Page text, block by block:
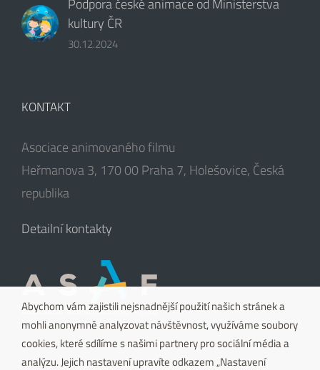
kultury ČR
30.12.2024
KONTAKT
Asociace animovaného filmu
Heřmanova 3, 170 00 Praha 7, Holešovice, Česká
republika
Detailní kontakty
Abychom vám zajistili nejsnadnější použití našich stránek a
mohli anonymně analyzovat návštěvnost, využíváme soubory
cookies, které sdílíme s našimi partnery pro sociální média a
analýzu. Jejich nastavení upravíte odkazem „Nastavení